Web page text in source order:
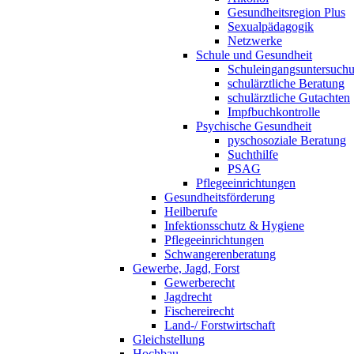
Gesundheitsregion Plus
Sexualpädagogik
Netzwerke
Schule und Gesundheit
schulärztliche Beratung
schulärztliche Gutachten
Impfbuchkontrolle
Psychische Gesundheit
pyschosoziale Beratung
Suchthilfe
PSAG
Pflegeeinrichtungen
Gesundheitsförderung
Heilberufe
Infektionsschutz & Hygiene
Pflegeeinrichtungen
Schwangerenberatung
Gewerbe, Jagd, Forst
Gewerberecht
Jagdrecht
Fischereirecht
Land-/ Forstwirtschaft
Gleichstellung